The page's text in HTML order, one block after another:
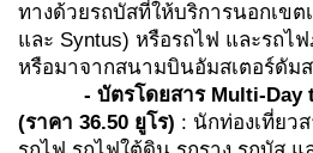
ทางด้วยรถบัสที่ให้บริการนอกเขต
และ Syntus) หรือรถไฟ และรถไ
หรือมาจากสนามบินอัมสเตอร์ดัม
- บัตรโดยสาร Multi-Day
(ราคา 36.50 ยูโร) : นักท่องเที่ยว